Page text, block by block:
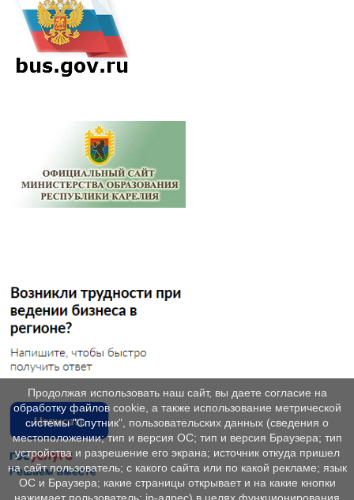
Продолжая использовать наш сайт, вы даете согласие на
обработку файлов cookie, а также использование метрической
системы "Спутник", пользовательских данных (сведения о
местоположении; тип и версия ОС; тип и версия Браузера; тип
устройства и разрешение его экрана; источник откуда пришел
на сайт пользователь; с какого сайта или по какой рекламе; язык
ОС и Браузера; какие страницы открывает и на какие кнопки